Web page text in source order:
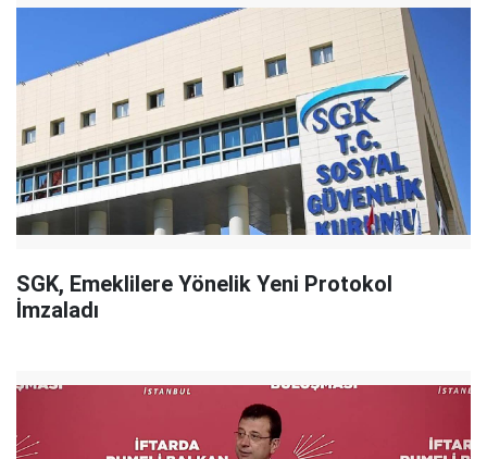
SGK, Emeklilere Yönelik Yeni Protokol
İmzaladı